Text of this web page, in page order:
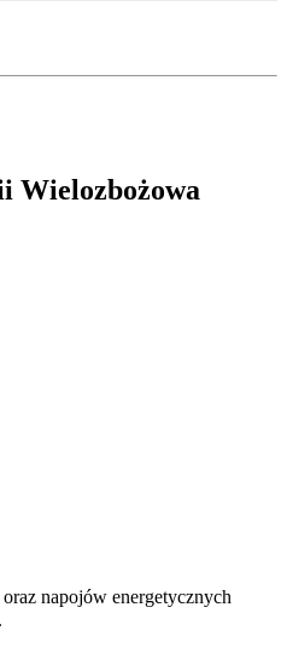
Wielozbożowa
napojów energetycznych
.